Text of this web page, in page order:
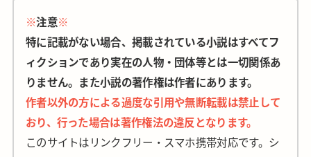
※注意※
特に記載がない場合、掲載されている小説はすべてフ
ィクションであり実在の人物・団体等とは一切関係あ
りません。また小説の著作権は作者にあります。
作者以外の方による過度な引用や無断転載は禁止して
おり、行った場合は著作権法の違反となります。
このサイトはリンクフリー・スマホ携帯対応です。シ